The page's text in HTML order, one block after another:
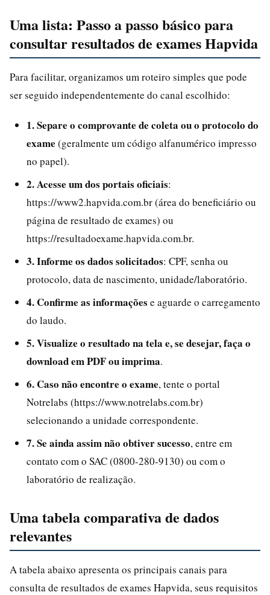
Uma lista: Passo a passo básico para
consultar resultados de exames Hapvida
Para facilitar, organizamos um roteiro simples que pode
ser seguido independentemente do canal escolhido:
1. Separe o comprovante de coleta ou o protocolo do
exame (geralmente um código alfanumérico impresso
no papel).
2. Acesse um dos portais oficiais:
https://www2.hapvida.com.br (área do beneficiário ou
página de resultado de exames) ou
https://resultadoexame.hapvida.com.br.
3. Informe os dados solicitados: CPF, senha ou
protocolo, data de nascimento, unidade/laboratório.
4. Confirme as informações e aguarde o carregamento
do laudo.
5. Visualize o resultado na tela e, se desejar, faça o
download em PDF ou imprima.
6. Caso não encontre o exame, tente o portal
Notrelabs (https://www.notrelabs.com.br)
selecionando a unidade correspondente.
7. Se ainda assim não obtiver sucesso, entre em
contato com o SAC (0800-280-9130) ou com o
laboratório de realização.
Uma tabela comparativa de dados
relevantes
A tabela abaixo apresenta os principais canais para
consulta de resultados de exames Hapvida, seus requisitos